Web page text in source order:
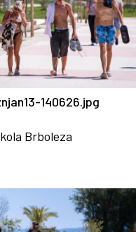
140626.jpg
Brboleza